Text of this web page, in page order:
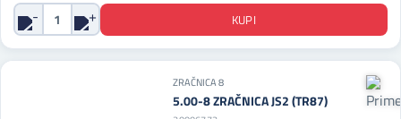
ZRAČNICA 8
5.00-8 ZRAČNICA JS2 (TR87)